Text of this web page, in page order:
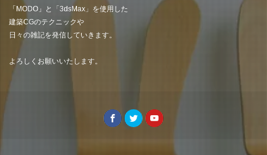
「MODO」と「3dsMax」を使用した
建築CGのテクニックや
日々の雑記を発信していきます。
よろしくお願いいたします。